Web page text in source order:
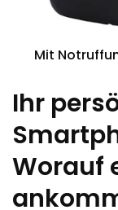
Mit
Ihr
Worauf